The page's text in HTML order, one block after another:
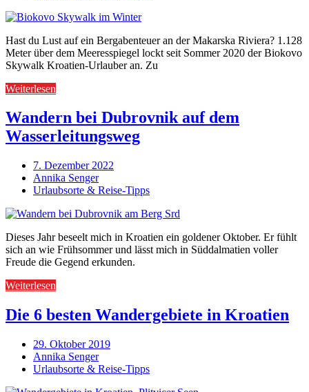
Hast du Lust auf ein Bergabenteuer an der Makarska Riviera? 1.128
Meter über dem Meeresspiegel lockt seit Sommer 2020 der Biokovo
Skywalk Kroatien-Urlauber an. Zu
Weiterlesen
Wandern bei Dubrovnik auf dem
Wasserleitungsweg
7. Dezember 2022
Annika Senger
Urlaubsorte & Reise-Tipps
Dieses Jahr beseelt mich in Kroatien ein goldener Oktober. Er fühlt
sich an wie Frühsommer und lässt mich in Süddalmatien voller
Freude die Gegend erkunden.
Weiterlesen
Die 6 besten Wandergebiete in Kroatien
29. Oktober 2019
Annika Senger
Urlaubsorte & Reise-Tipps